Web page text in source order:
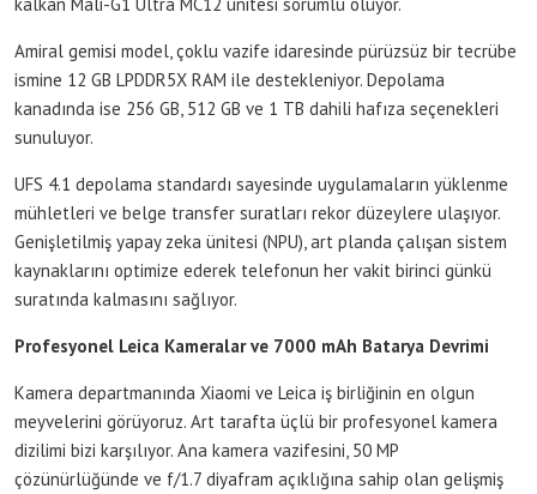
Amiral gemisi model, çoklu vazife idaresinde pürüzsüz bir tecrübe
ismine 12 GB LPDDR5X RAM ile destekleniyor. Depolama
kanadında ise 256 GB, 512 GB ve 1 TB dahili hafıza seçenekleri
sunuluyor.
UFS 4.1 depolama standardı sayesinde uygulamaların yüklenme
mühletleri ve belge transfer suratları rekor düzeylere ulaşıyor.
Genişletilmiş yapay zeka ünitesi (NPU), art planda çalışan sistem
kaynaklarını optimize ederek telefonun her vakit birinci günkü
suratında kalmasını sağlıyor.
Profesyonel Leica Kameralar ve 7000 mAh Batarya Devrimi
Kamera departmanında Xiaomi ve Leica iş birliğinin en olgun
meyvelerini görüyoruz. Art tarafta üçlü bir profesyonel kamera
dizilimi bizi karşılıyor. Ana kamera vazifesini, 50 MP
çözünürlüğünde ve f/1.7 diyafram açıklığına sahip olan gelişmiş